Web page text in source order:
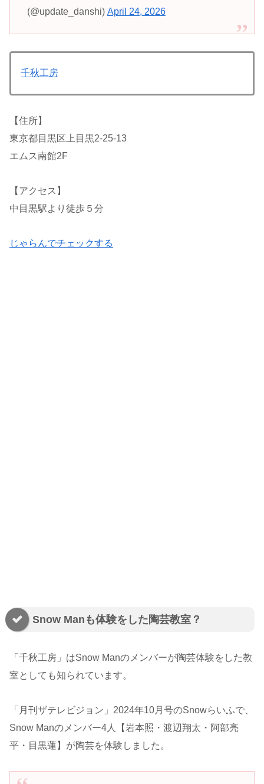
(@update_danshi) April 24, 2026
千秋工房
【住所】
東京都目黒区上目黒2-25-13
エムス南館2F
【アクセス】
中目黒駅より徒歩５分
じゃらんでチェックする
Snow Manも体験をした陶芸教室？
「千秋工房」はSnow Manのメンバーが陶芸体験をした教
室としても知られています。
「月刊ザテレビジョン」2024年10月号のSnowらいふで、
Snow Manのメンバー4人【岩本照・渡辺翔太・阿部亮
平・目黒蓮】が陶芸を体験しました。